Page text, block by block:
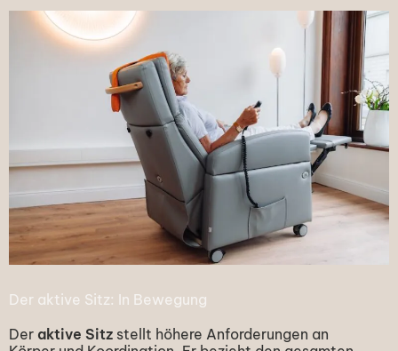
Der aktive Sitz: In Bewegung
Der aktive Sitz stellt höhere Anforderungen an